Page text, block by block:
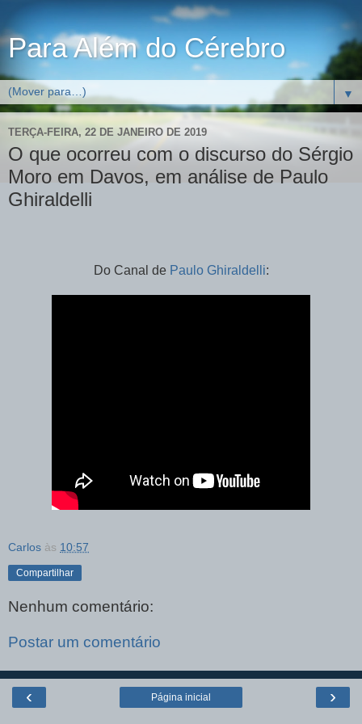
Para Além do Cérebro
▼
TERÇA-FEIRA, 22 DE JANEIRO DE 2019
O que ocorreu com o discurso do Sérgio
Moro em Davos, em análise de Paulo
Ghiraldelli
Do Canal de Paulo Ghiraldelli:
Carlos às 10:57
Compartilhar
Nenhum comentário:
Postar um comentário
‹ ›
Página inicial